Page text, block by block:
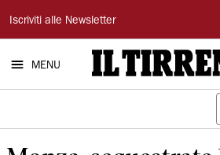
Il
Tirreno
Iscriviti alle Newsletter
MENU